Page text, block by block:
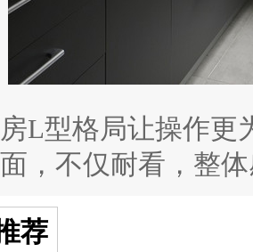
型格局让操作更
，不仅耐看，整
荐